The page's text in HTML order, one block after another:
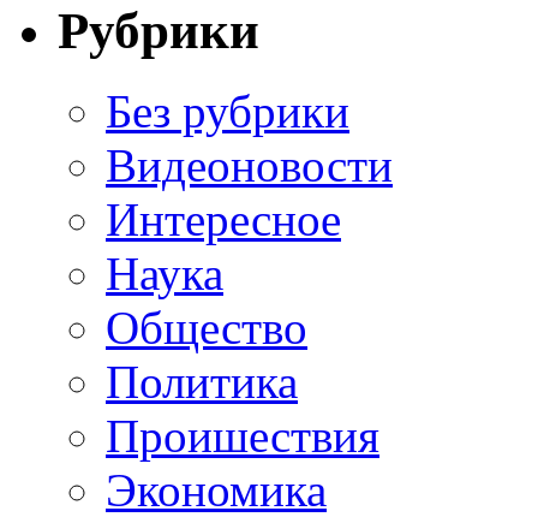
Рубрики
Без рубрики
Видеоновости
Интересное
Наука
Общество
Политика
Проишествия
Экономика